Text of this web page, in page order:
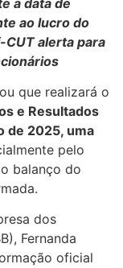
ao lucro do
alerta para
que realizará o
e Resultados
de 2025, uma
pelo
balanço do
dos
Fernanda
oficial